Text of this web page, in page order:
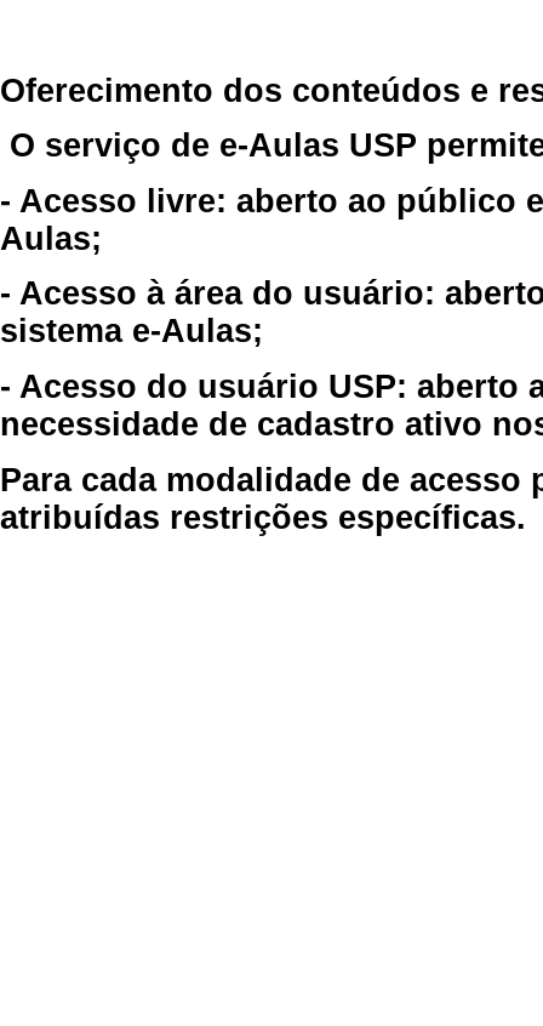
Oferecimento dos conteúdos e
O serviço de e-Aulas USP
- Acesso livre: aberto ao público
Aulas;
- Acesso à área do usuário:
sistema e-Aulas;
- Acesso do usuário USP: aberto
necessidade de cadastro ativo
Para cada modalidade de
atribuídas restrições específicas.